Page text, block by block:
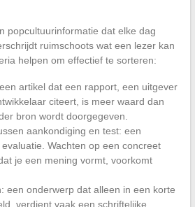
popcultuurinformatie dat elke dag
ruimschoots wat een lezer kan
helpen om effectief te sorteren:
artikel dat een rapport, een uitgever
citeert, is meer waard dan
bron wordt doorgegeven.
aankondiging en test: een
Wachten op een concreet
je een mening vormt, voorkomt
een onderwerp dat alleen in een korte
verdient vaak een schriftelijke